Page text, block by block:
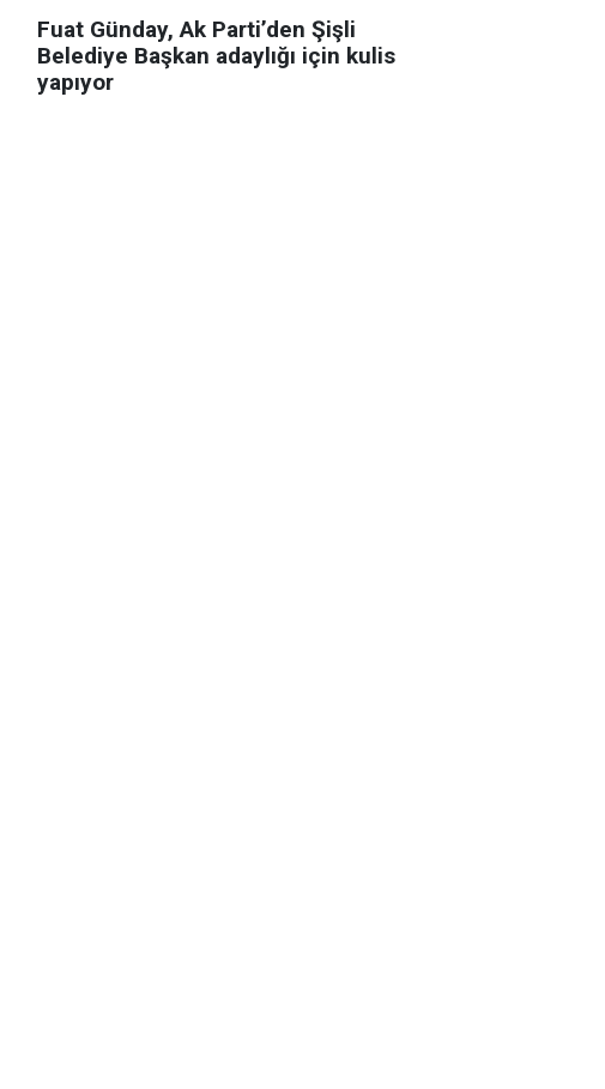
Fuat Günday, Ak Parti’den Şişli
Belediye Başkan adaylığı için kulis
yapıyor